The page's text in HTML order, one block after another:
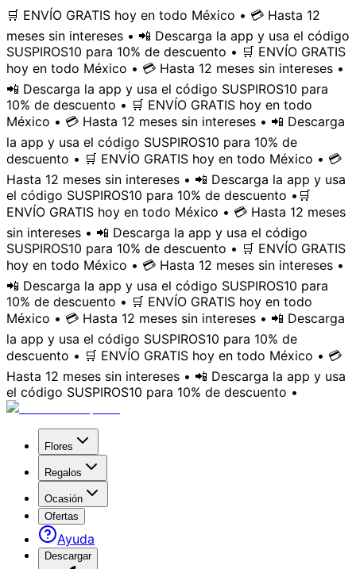
🛒 ENVÍO GRATIS hoy en todo México • 💳 Hasta 12
meses sin intereses • 📲 Descarga la app y usa el código
SUSPIROS10 para 10% de descuento • 🛒 ENVÍO GRATIS
hoy en todo México • 💳 Hasta 12 meses sin intereses •
📲 Descarga la app y usa el código SUSPIROS10 para
10% de descuento • 🛒 ENVÍO GRATIS hoy en todo
México • 💳 Hasta 12 meses sin intereses • 📲 Descarga
la app y usa el código SUSPIROS10 para 10% de
descuento • 🛒 ENVÍO GRATIS hoy en todo México • 💳
Hasta 12 meses sin intereses • 📲 Descarga la app y usa
el código SUSPIROS10 para 10% de descuento • 🛒
ENVÍO GRATIS hoy en todo México • 💳 Hasta 12 meses
sin intereses • 📲 Descarga la app y usa el código
SUSPIROS10 para 10% de descuento • 🛒 ENVÍO GRATIS
hoy en todo México • 💳 Hasta 12 meses sin intereses •
📲 Descarga la app y usa el código SUSPIROS10 para
10% de descuento • 🛒 ENVÍO GRATIS hoy en todo
México • 💳 Hasta 12 meses sin intereses • 📲 Descarga
la app y usa el código SUSPIROS10 para 10% de
descuento • 🛒 ENVÍO GRATIS hoy en todo México • 💳
Hasta 12 meses sin intereses • 📲 Descarga la app y usa
el código SUSPIROS10 para 10% de descuento •
Flores
Regalos
Ocasión
Ofertas
Ayuda
Descargar